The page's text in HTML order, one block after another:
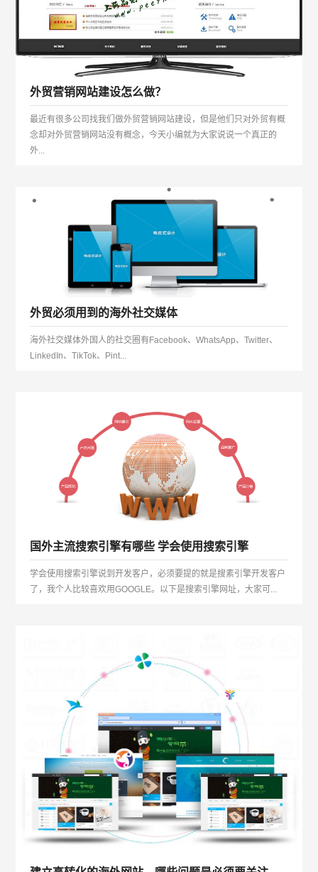
外贸营销网站建设怎么做？
最近有很多公司找我们做外贸营销网站建设，但是他们只对外贸有概
念却对外贸营销网站没有概念，今天小编就为大家说说一个真正的
外...
外贸必须用到的海外社交媒体
海外社交媒体外国人的社交圈有Facebook、WhatsApp、Twitter、
LinkedIn、TikTok、Pint...
国外主流搜索引擎有哪些 学会使用搜索引擎
学会使用搜索引擎说到开发客户，必须要提的就是搜素引擎开发客户
了，我个人比较喜欢用GOOGLE。以下是搜索引擎网址，大家可...